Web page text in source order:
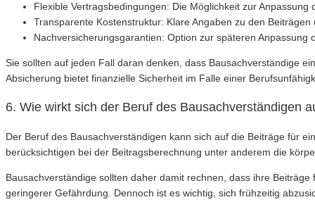
Flexible Vertragsbedingungen: Die Möglichkeit zur
Transparente Kostenstruktur: Klare Angaben zu den
Nachversicherungsgarantien: Option zur späteren
Sie sollten auf jeden Fall daran denken, dass Bausachverständige
Absicherung bietet finanzielle Sicherheit im Falle einer
6. Wie wirkt sich der Beruf des Bausachverständigen
Der Beruf des Bausachverständigen kann sich auf die Beiträge für
berücksichtigen bei der Beitragsberechnung unter anderem die
Bausachverständige sollten daher damit rechnen, dass ihre
geringerer Gefährdung. Dennoch ist es wichtig, sich frühzeitig